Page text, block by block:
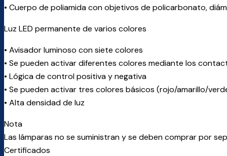
• Cuerpo de poliamida con objetivos de policarbonato,
Luz LED permanente de varios colores
• Avisador luminoso con siete colores
• Se pueden activar diferentes colores mediante los
• Lógica de control positiva y negativa
• Se pueden activar tres colores básicos (rojo/amarillo/
• Alta densidad de luz
Nota
Las lámparas no se suministran y se deben comprar por
Certificados